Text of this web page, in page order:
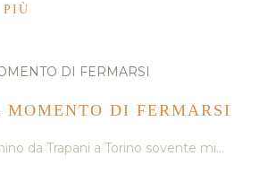
PIÙ
MOMENTO DI FERMARSI
da Trapani a Torino sovente mi…